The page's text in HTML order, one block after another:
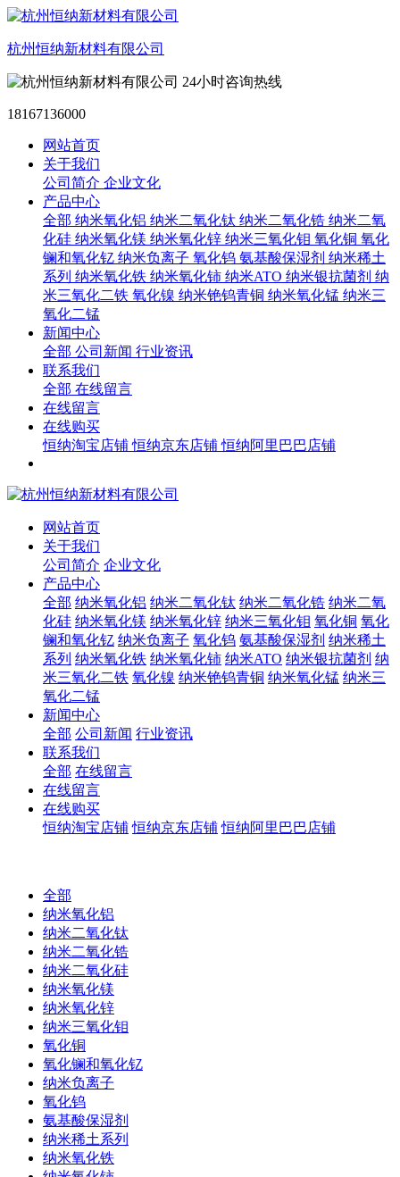
杭州恒纳新材料有限公司
24小时咨询热线
18167136000
网站首页
关于我们
公司简介 企业文化
产品中心
全部 纳米氧化铝 纳米二氧化钛 纳米二氧化锆 纳米二氧
化硅 纳米氧化镁 纳米氧化锌 纳米三氧化钼 氧化铜 氧化
镧和氧化钇 纳米负离子 氧化钨 氨基酸保湿剂 纳米稀土
系列 纳米氧化铁 纳米氧化铈 纳米ATO 纳米银抗菌剂 纳
米三氧化二铁 氧化镍 纳米铯钨青铜 纳米氧化锰 纳米三
氧化二锰
新闻中心
全部 公司新闻 行业资讯
联系我们
全部 在线留言
在线留言
在线购买
恒纳淘宝店铺 恒纳京东店铺 恒纳阿里巴巴店铺
网站首页
关于我们
公司简介 企业文化
产品中心
全部 纳米氧化铝 纳米二氧化钛 纳米二氧化锆 纳米二氧
化硅 纳米氧化镁 纳米氧化锌 纳米三氧化钼 氧化铜 氧化
镧和氧化钇 纳米负离子 氧化钨 氨基酸保湿剂 纳米稀土
系列 纳米氧化铁 纳米氧化铈 纳米ATO 纳米银抗菌剂 纳
米三氧化二铁 氧化镍 纳米铯钨青铜 纳米氧化锰 纳米三
氧化二锰
新闻中心
全部 公司新闻 行业资讯
联系我们
全部 在线留言
在线留言
在线购买
恒纳淘宝店铺 恒纳京东店铺 恒纳阿里巴巴店铺
全部
纳米氧化铝
纳米二氧化钛
纳米二氧化锆
纳米二氧化硅
纳米氧化镁
纳米氧化锌
纳米三氧化钼
氧化铜
氧化镧和氧化钇
纳米负离子
氧化钨
氨基酸保湿剂
纳米稀土系列
纳米氧化铁